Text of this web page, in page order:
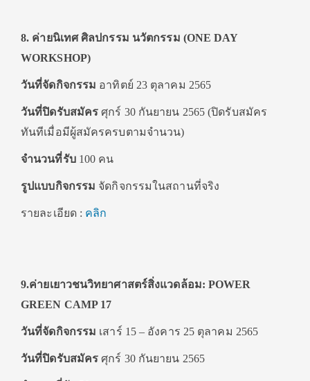
8. ค่ายนิเทศ ศิลปกรรม นวัตกรรม (ONE DAY
WORKSHOP)
วันที่จัดกิจกรรม อาทิตย์ 23 ตุลาคม 2565
วันที่ปิดรับสมัคร ศุกร์ 30 กันยายน 2565 (ปิดรับสมัคร
ทันทีเมื่อมีผู้สมัครครบตามจำนวน)
จำนวนที่รับ100 คน
รูปแบบกิจกรรม จัดกิจกรรมในสถานที่จริง
รายละเอียด : คลิก
9.ค่ายเยาวชนวิทยาศาสตร์สิ่งแวดล้อม: POWER
GREEN CAMP 17
วันที่จัดกิจกรรม เสาร์ 15 – อังคาร 25 ตุลาคม 2565
วันที่ปิดรับสมัคร ศุกร์ 30 กันยายน 2565